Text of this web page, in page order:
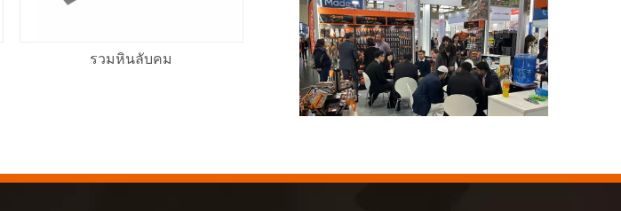
รวมหินลับคม หินลับมีดทรงวงรี